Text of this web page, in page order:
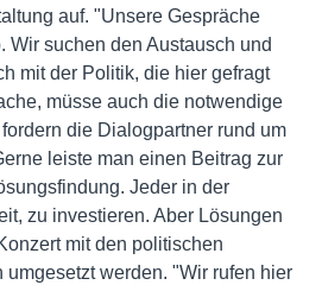
auf. "Unsere Gespräche
Wir suchen den Austausch und
mit der Politik, die hier gefragt
müsse auch die notwendige
fordern die Dialogpartner rund um
leiste man einen Beitrag zur
Jeder in der
zu investieren. Aber Lösungen
mit den politischen
umgesetzt werden. "Wir rufen hier